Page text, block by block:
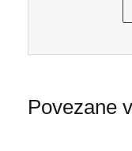
Povezane